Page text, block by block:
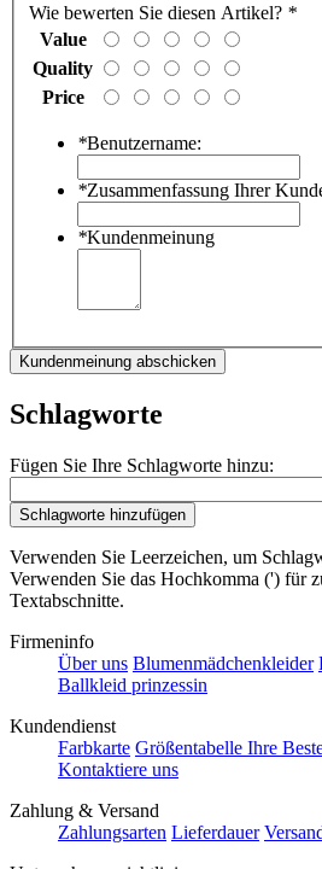
Wie bewerten Sie diesen Artikel? *
Value
Quality
Price
*Benutzername:
*Zusammenfassung Ihrer
*Kundenmeinung
Kundenmeinung abschicken
Schlagworte
Fügen Sie Ihre Schlagworte hinzu:
Schlagworte hinzufügen
Verwenden Sie Leerzeichen, um
Verwenden Sie das Hochkomma (') für
Textabschnitte.
Firmeninfo
Über uns Blumenmädchenkleider
Ballkleid prinzessin
Kundendienst
Farbkarte Größentabelle Ihre
Kontaktiere uns
Zahlung & Versand
Zahlungsarten Lieferdauer